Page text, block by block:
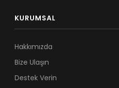
KURUMSAL
Hakkımızda
Bize Ulaşın
Destek Verin